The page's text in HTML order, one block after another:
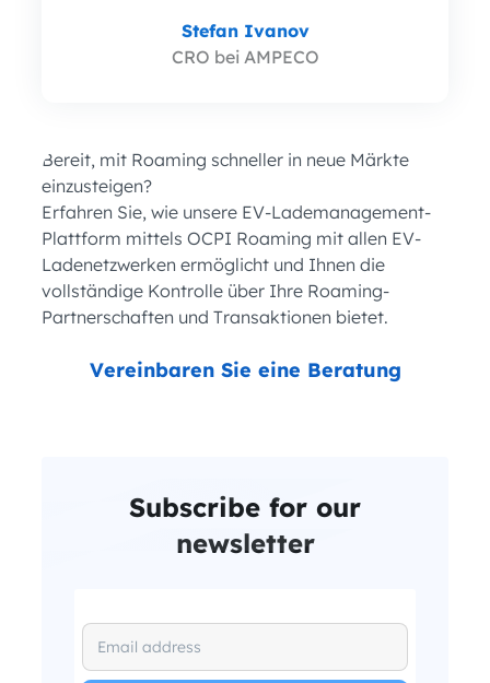
Stefan Ivanov
CRO bei AMPECO
Bereit, mit Roaming schneller in neue Märkte
einzusteigen?
Erfahren Sie, wie unsere EV-Lademanagement-
Plattform mittels OCPI Roaming mit allen EV-
Ladenetzwerken ermöglicht und Ihnen die
vollständige Kontrolle über Ihre Roaming-
Partnerschaften und Transaktionen bietet.
Vereinbaren Sie eine Beratung
Subscribe for our
newsletter